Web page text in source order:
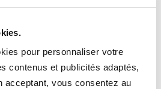
pour personnaliser votre
contenus et publicités adaptés,
acceptant, vous consentez au
revente de votre D-MAX.
et durable en France dans